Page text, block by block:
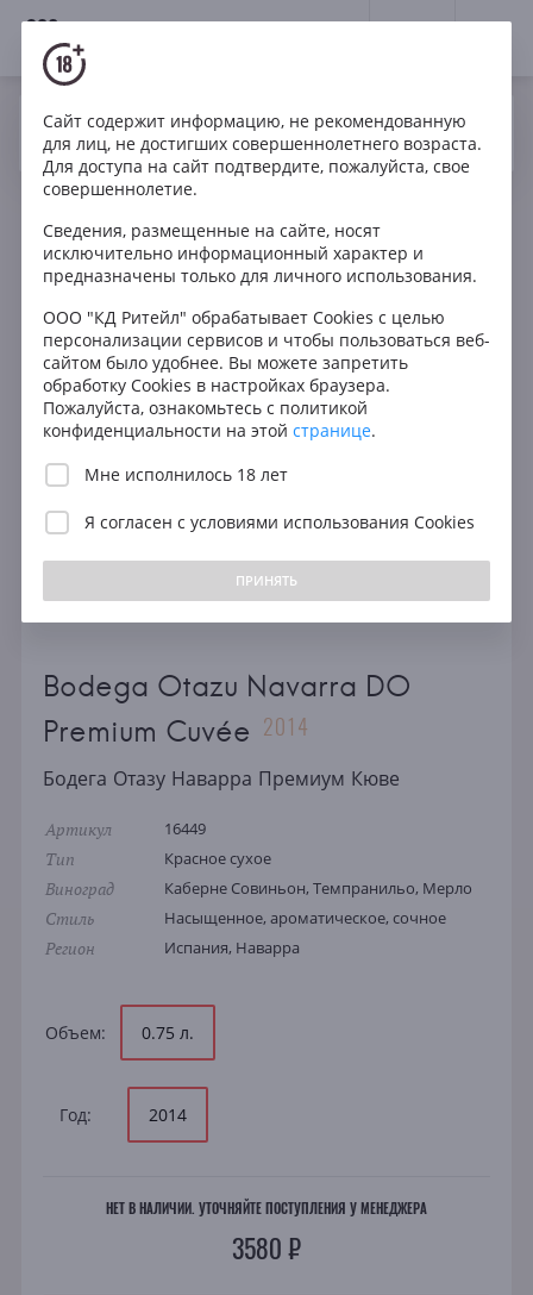
18+
Ваш город Москва ? Да
Вино Красное Сухое
Испания
Bodega Otazu Navarra DO Premium Cuvée
Bodega Otazu Navarra DO
Premium Cuvée 2014
Бодега Отазу Наварра Премиум Кюве
Артикул 16449
Тип Красное сухое
Виноград Каберне Совиньон, Темпранильо, Мерло
Стиль Насыщенное, ароматическое, сочное
Регион Испания, Наварра
Объем: 0.75 л.
Год: 2014
НЕТ В НАЛИЧИИ. УТОЧНЯЙТЕ ПОСТУПЛЕНИЯ У МЕНЕДЖЕРА
3580 ₽
Сайт содержит информацию, не рекомендованную
для лиц, не достигших совершеннолетнего возраста.
Для доступа на сайт подтвердите, пожалуйста, свое
совершеннолетие.
Сведения, размещенные на сайте, носят
исключительно информационный характер и
предназначены только для личного использования.
ООО "КД Ритейл" обрабатывает Cookies с целью
персонализации сервисов и чтобы пользоваться веб-
сайтом было удобнее. Вы можете запретить
обработку Cookies в настройках браузера.
Пожалуйста, ознакомьтесь с политикой
конфиденциальности на этой странице.
Мне исполнилось 18 лет
Я согласен с условиями использования Cookies
ПРИНЯТЬ